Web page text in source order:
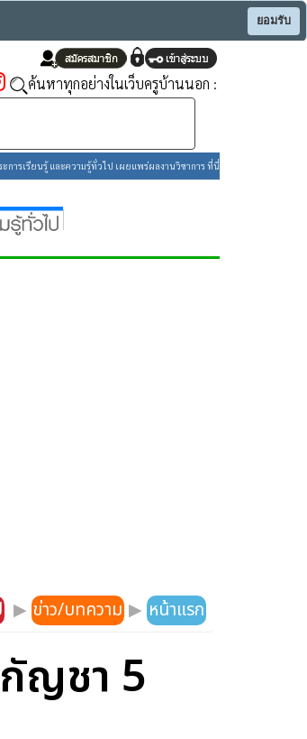
ยอมรับ
ค้นหาทุกอย่างในเว็บครูบ้านนอก :
การเรียนรู้ และความรู้ทั่วไป เผยแพร่ผลงานวิชาการ ที่นี่
▶ ข่าว/บทความ ▶ หน้าแรก
ญชา 5